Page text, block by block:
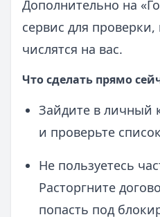
Дополнительно на
сервис для
числятся на вас.
Что сделать прямо
Зайдите в личный
и проверьте
Не пользуетесь
Расторгните
попасть под